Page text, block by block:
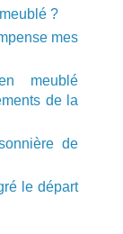
?
mes
meublé
de la
de
le départ